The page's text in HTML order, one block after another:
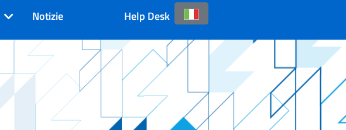
Notizie Help Desk